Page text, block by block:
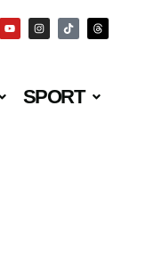
SPORT